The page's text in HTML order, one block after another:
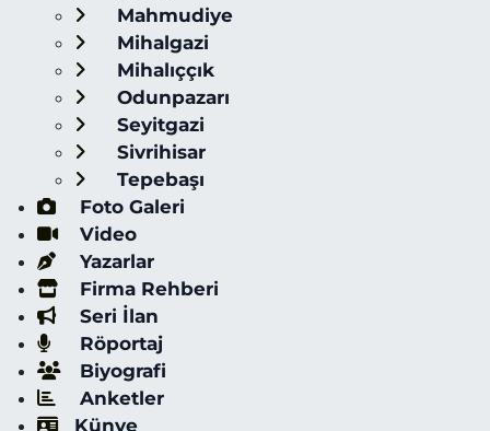
Mahmudiye
Mihalgazi
Mihalıççık
Odunpazarı
Seyitgazi
Sivrihisar
Tepebaşı
Foto Galeri
Video
Yazarlar
Firma Rehberi
Seri İlan
Röportaj
Biyografi
Anketler
Künye